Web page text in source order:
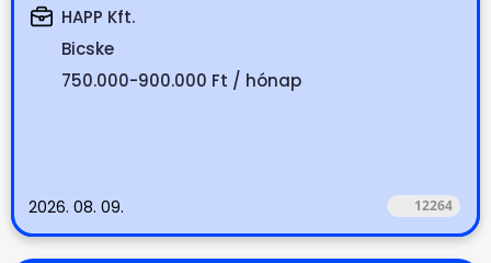
HAPP Kft.
Bicske
750.000-900.000 Ft / hónap
2026. 08. 09. 12264